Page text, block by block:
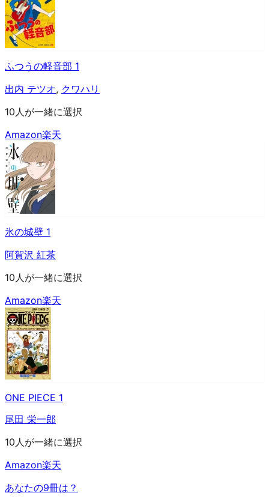
ふつうの軽音部 1
出内 テツオ, クワハリ
10人が一緒に選択
Amazon楽天
氷の城壁 1
阿賀沢 紅茶
10人が一緒に選択
Amazon楽天
ONE PIECE 1
尾田 栄一郎
10人が一緒に選択
Amazon楽天
あなたの9冊は？